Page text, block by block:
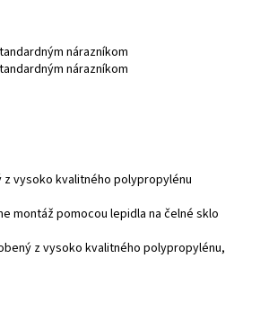
nárazníkom
nárazníkom
vysoko kvalitného polypropylénu
montáž pomocou lepidla na čelné sklo
z vysoko kvalitného polypropylénu,